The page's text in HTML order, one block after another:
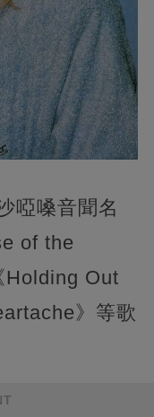
啞嗓音聞名
of the
Holding Out
》等歌